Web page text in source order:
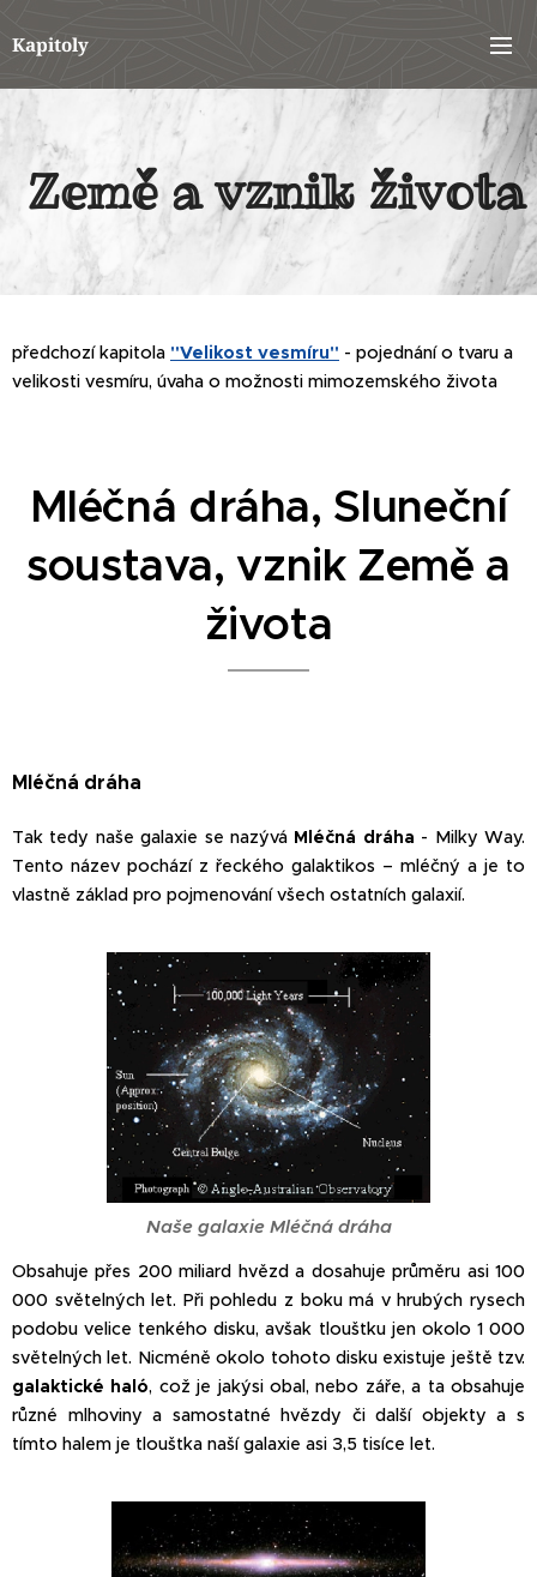
Kapitoly
Země a vznik života
předchozí kapitola "Velikost vesmíru" - pojednání o tvaru a
velikosti vesmíru, úvaha o možnosti mimozemského života
Mléčná dráha, Sluneční
soustava, vznik Země a
života
Mléčná dráha
Tak tedy naše galaxie se nazývá Mléčná dráha - Milky Way.
Tento název pochází z řeckého galaktikos – mléčný a je to
vlastně základ pro pojmenování všech ostatních galaxií.
Naše galaxie Mléčná dráha
Obsahuje přes 200 miliard hvězd a dosahuje průměru asi 100
000 světelných let. Při pohledu z boku má v hrubých rysech
podobu velice tenkého disku, avšak tloušťku jen okolo 1 000
světelných let. Nicméně okolo tohoto disku existuje ještě tzv.
galaktické haló, což je jakýsi obal, nebo záře, a ta obsahuje
různé mlhoviny a samostatné hvězdy či další objekty a s
tímto halem je tloušťka naší galaxie asi 3,5 tisíce let.